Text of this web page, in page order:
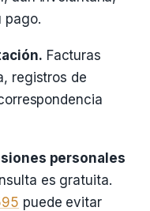
pago.
Facturas
registros de
personales
es gratuita.
puede evitar